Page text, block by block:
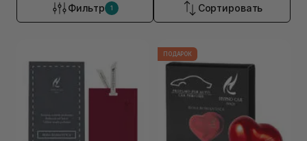
Фильтр 1 Сортировать
ПОДАРОК